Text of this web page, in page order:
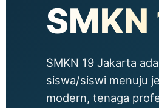
SMKN 19 Jakarta
siswa/siswi menuju
modern, tenaga